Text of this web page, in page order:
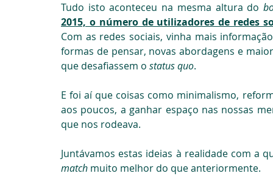
Tudo isto aconteceu na mesma altura do
2015, o número de utilizadores de redes
Com as redes sociais, vinha mais
formas de pensar, novas abordagens e
que desafiassem o status quo.
E foi aí que coisas como minimalismo,
aos poucos, a ganhar espaço nas nossas
que nos rodeava.
match muito melhor do que anteriormente.